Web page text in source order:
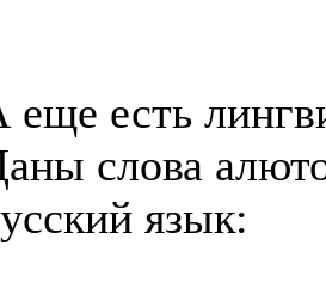
еще есть
слова
язык: